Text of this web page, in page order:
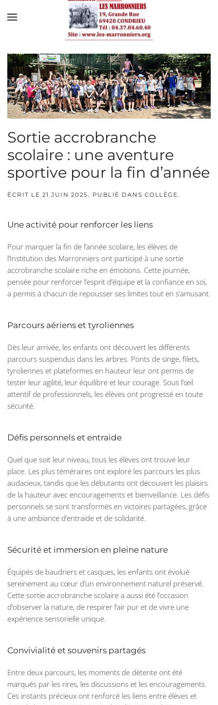
Skip to main content
Sortie accrobranche
scolaire : une aventure
sportive pour la fin d’année
ÉCRIT LE 21 JUIN 2025. PUBLIÉ DANS COLLÈGE.
Une activité pour renforcer les liens
Pour marquer la fin de l’année scolaire, les élèves de
l’Institution des Marronniers ont participé à une sortie
accrobranche scolaire riche en émotions. Cette journée,
pensée pour renforcer l’esprit d’équipe et la confiance en soi,
a permis à chacun de repousser ses limites tout en s’amusant.
Parcours aériens et tyroliennes
Dès leur arrivée, les enfants ont découvert les différents
parcours suspendus dans les arbres. Ponts de singe, filets,
tyroliennes et plateformes en hauteur leur ont permis de
tester leur agilité, leur équilibre et leur courage. Sous l’œil
attentif de professionnels, les élèves ont progressé en toute
sécurité.
Défis personnels et entraide
Quel que soit leur niveau, tous les élèves ont trouvé leur
place. Les plus téméraires ont exploré les parcours les plus
audacieux, tandis que les débutants ont découvert les plaisirs
de la hauteur avec encouragements et bienveillance. Les défis
personnels se sont transformés en victoires partagées, grâce
à une ambiance d’entraide et de solidarité.
Sécurité et immersion en pleine nature
Équipés de baudriers et casques, les enfants ont évolué
sereinement au cœur d’un environnement naturel préservé.
Cette sortie accrobranche scolaire a aussi été l’occasion
d’observer la nature, de respirer l’air pur et de vivre une
expérience sensorielle unique.
Convivialité et souvenirs partagés
Entre deux parcours, les moments de détente ont été
marqués par les rires, les discussions et les encouragements.
Ces instants précieux ont renforcé les liens entre élèves et